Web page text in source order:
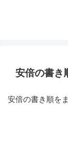
安倍の書き
安倍の書き順を